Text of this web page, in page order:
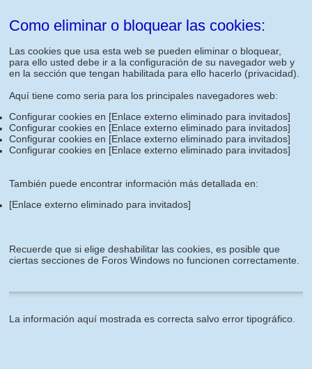
Como eliminar o bloquear las cookies:
Las cookies que usa esta web se pueden eliminar o bloquear,
para ello usted debe ir a la configuración de su navegador web y
en la sección que tengan habilitada para ello hacerlo (privacidad).
Aquí tiene como seria para los principales navegadores web:
Configurar cookies en [Enlace externo eliminado para invitados]
Configurar cookies en [Enlace externo eliminado para invitados]
Configurar cookies en [Enlace externo eliminado para invitados]
Configurar cookies en [Enlace externo eliminado para invitados]
También puede encontrar información más detallada en:
[Enlace externo eliminado para invitados]
Recuerde que si elige deshabilitar las cookies, es posible que
ciertas secciones de Foros Windows no funcionen correctamente.
La información aquí mostrada es correcta salvo error tipográfico.